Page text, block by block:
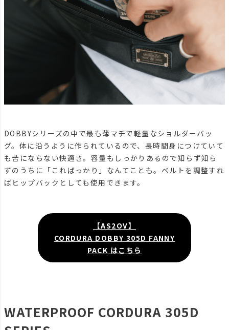
DOBBYシリーズの中で最も薄マチで軽量なショルダーバッ
グ。体に沿うように作られているので、長時間身につけていて
も苦にならない快適さ。容量もしっかりあるので知らず知ら
ずのうちに「こればっかり」なんてことも。ベルトを調整すれ
ばヒップバックとしても使用できます。
【AS2OV】
CORDURA DOBBY 305D FANNY
PACK はこちら
WATERPROOF CORDURA 305D